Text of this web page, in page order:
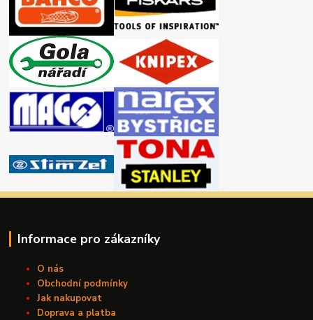
Informace pro zákazníky
O nás
Obchodní podmínky
Jak nakupovat
Doprava a platba